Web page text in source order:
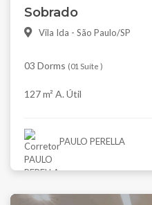
Sobrado
Vila Ida - São Paulo/SP
03 Dorms (01 Suíte )
127 m² A. Útil
PAULO PERELLA